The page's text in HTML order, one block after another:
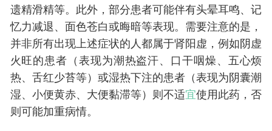
遗精滑精等。此外，部分患者可能伴有头晕耳鸣、记
忆力减退、面色苍白或晦暗等表现。需要注意的是，
并非所有出现上述症状的人都属于肾阳虚，例如阴虚
火旺的患者（表现为潮热盗汗、口干咽燥、五心烦
热、舌红少苔等）或湿热下注的患者（表现为阴囊潮
湿、小便黄赤、大便黏滞等）则不适宜使用此药，否
则可能加重病情。